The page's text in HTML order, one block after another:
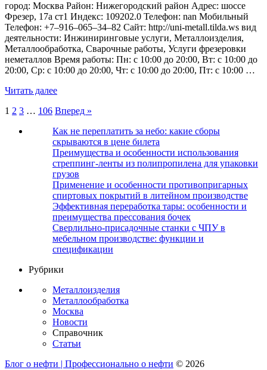
город: Москва Район: Нижегородский район Адрес: шоссе
Фрезер, 17а ст1 Индекс: 109202.0 Телефон: nan Мобильный
Телефон: +7‒916‒065‒34‒82 Сайт: http://uni-metall.tilda.ws вид
деятельности: Инжиниринговые услуги, Металлоизделия,
Металлообработка, Сварочные работы, Услуги фрезеровки
неметаллов Время работы: Пн: с 10:00 до 20:00, Вт: с 10:00 до
20:00, Ср: с 10:00 до 20:00, Чт: с 10:00 до 20:00, Пт: с 10:00 …
Читать далее
Пагинация
записей
1 2 3 … 106 Вперед »
Как не переплатить за небо: какие сборы
скрываются в цене билета
Преимущества и особенности использования
стреппинг-ленты из полипропилена для упаковки
грузов
Применение и особенности противопригарных
спиртовых покрытий в литейном производстве
Эффективная переработка тары: особенности и
преимущества прессования бочек
Сверлильно-присадочные станки с ЧПУ в
мебельном производстве: функции и
спецификации
Рубрики
Металлоизделия
Металлообработка
Москва
Новости
Справочник
Статьи
Блог о нефти | Профессионально о нефти © 2026